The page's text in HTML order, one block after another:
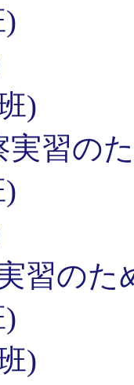
)
実習の
習のた
)